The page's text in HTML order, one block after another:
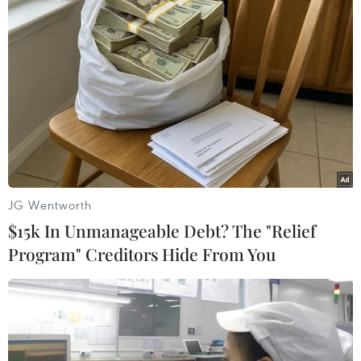
Samsung và công ty Groq đạt thỏa thuận
sản xuất chip AI
16/08/2023 06:08
Groq cho biết sẽ phối hợp với nhóm thiết kế Samsung
Foundry và sản xuất chip theo quy trình SF4X (sản xuất
chip 4nm) - công nghệ nền tảng FinFET 4nm tiên tiến
của Samsung.
JG Wentworth
$15k In Unmanageable Debt? The "Relief
Program" Creditors Hide From You